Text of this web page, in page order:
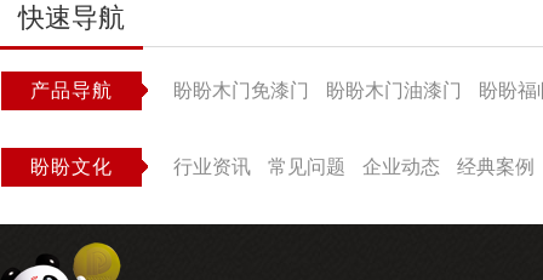
快速导航
产品导航 盼盼木门免漆门 盼盼木门油漆门 盼盼福
盼盼文化 行业资讯 常见问题 企业动态 经典案例